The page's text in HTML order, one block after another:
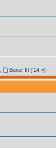
Boxer III ('14->)